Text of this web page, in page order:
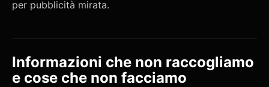
per pubblicità mirata.
Informazioni che non raccogliamo
e cose che non facciamo